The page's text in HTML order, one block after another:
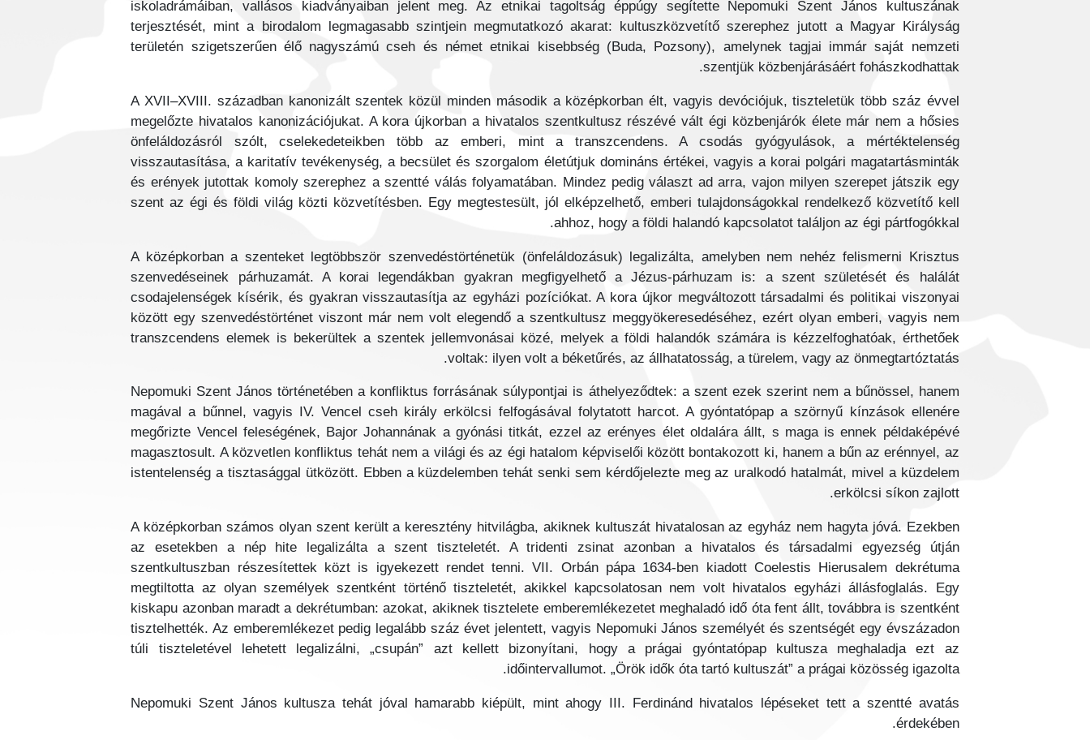
iskoladrámáiban, vallásos kiadványaiban jelent meg. Az etnikai tagoltság éppúgy segítette Nepomuki Szent János kultuszának
terjesztését, mint a birodalom legmagasabb szintjein megmutatkozó akarat: kultuszközvetítő szerephez jutott a Magyar Királyság
területén szigetszerűen élő nagyszámú cseh és német etnikai kisebbség (Buda, Pozsony), amelynek tagjai immár saját nemzeti
szentjük közbenjárásáért fohászkodhattak.
A XVII–XVIII. században kanonizált szentek közül minden második a középkorban élt, vagyis devóciójuk, tiszteletük több száz évvel
megelőzte hivatalos kanonizációjukat. A kora újkorban a hivatalos szentkultusz részévé vált égi közbenjárók élete már nem a hősies
önfeláldozásról szólt, cselekedeteikben több az emberi, mint a transzcendens. A csodás gyógyulások, a mértéktelenség
visszautasítása, a karitatív tevékenység, a becsület és szorgalom életútjuk domináns értékei, vagyis a korai polgári magatartásminták
és erények jutottak komoly szerephez a szentté válás folyamatában. Mindez pedig választ ad arra, vajon milyen szerepet játszik egy
szent az égi és földi világ közti közvetítésben. Egy megtestesült, jól elképzelhető, emberi tulajdonságokkal rendelkező közvetítő kell
ahhoz, hogy a földi halandó kapcsolatot találjon az égi pártfogókkal.
A középkorban a szenteket legtöbbször szenvedéstörténetük (önfeláldozásuk) legalizálta, amelyben nem nehéz felismerni Krisztus
szenvedéseinek párhuzamát. A korai legendákban gyakran megfigyelhető a Jézus-párhuzam is: a szent születését és halálát
csodajelenségek kísérik, és gyakran visszautasítja az egyházi pozíciókat. A kora újkor megváltozott társadalmi és politikai viszonyai
között egy szenvedéstörténet viszont már nem volt elegendő a szentkultusz meggyökeresedéséhez, ezért olyan emberi, vagyis nem
transzcendens elemek is bekerültek a szentek jellemvonásai közé, melyek a földi halandók számára is kézzelfoghatóak, érthetőek
voltak: ilyen volt a béketűrés, az állhatatosság, a türelem, vagy az önmegtartóztatás.
Nepomuki Szent János történetében a konfliktus forrásának súlypontjai is áthelyeződtek: a szent ezek szerint nem a bűnössel, hanem
magával a bűnnel, vagyis IV. Vencel cseh király erkölcsi felfogásával folytatott harcot. A gyóntatópap a szörnyű kínzások ellenére
megőrizte Vencel feleségének, Bajor Johannának a gyónási titkát, ezzel az erényes élet oldalára állt, s maga is ennek példaképévé
magasztosult. A közvetlen konfliktus tehát nem a világi és az égi hatalom képviselői között bontakozott ki, hanem a bűn az erénnyel, az
istentelenség a tisztasággal ütközött. Ebben a küzdelemben tehát senki sem kérdőjelezte meg az uralkodó hatalmát, mivel a küzdelem
erkölcsi síkon zajlott.
A középkorban számos olyan szent került a keresztény hitvilágba, akiknek kultuszát hivatalosan az egyház nem hagyta jóvá. Ezekben
az esetekben a nép hite legalizálta a szent tiszteletét. A tridenti zsinat azonban a hivatalos és társadalmi egyezség útján
szentkultuszban részesítettek közt is igyekezett rendet tenni. VII. Orbán pápa 1634-ben kiadott Coelestis Hierusalem dekrétuma
megtiltotta az olyan személyek szentként történő tiszteletét, akikkel kapcsolatosan nem volt hivatalos egyházi állásfoglalás. Egy
kiskapu azonban maradt a dekrétumban: azokat, akiknek tisztelete emberemlékezetet meghaladó idő óta fent állt, továbbra is szentként
tisztelhették. Az emberemlékezet pedig legalább száz évet jelentett, vagyis Nepomuki János személyét és szentségét egy évszázadon
túli tiszteletével lehetett legalizálni, „csupán” azt kellett bizonyítani, hogy a prágai gyóntatópap kultusza meghaladja ezt az
időintervallumot. „Örök idők óta tartó kultuszát” a prágai közösség igazolta.
Nepomuki Szent János kultusza tehát jóval hamarabb kiépült, mint ahogy III. Ferdinánd hivatalos lépéseket tett a szentté avatás
érdekében.